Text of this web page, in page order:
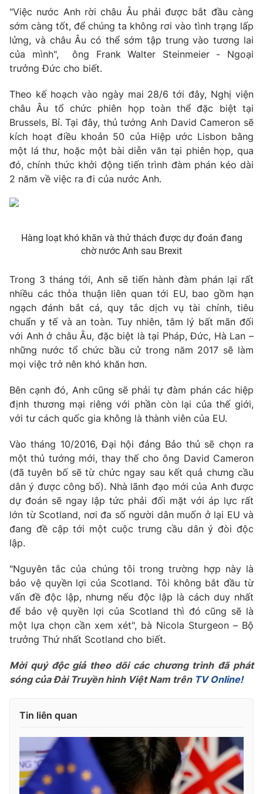
Phim VTV
Hậu trường
Nhân vật
Khán giả
Giải sao mai
Giải trí
Điện ảnh
Âm nhạc
Sao
Đời sống
Du lịch
Làm đẹp
Chất lượng cuộc sống
Tuyển sinh
Học trực tuyến
Công nghệ
Hitech Công nghệ tương lai
Sản phẩm
Giao lưu trực tuyến
Lịch phát sóng
Podcast
Photo Infographic
Video Shorts video
VTV Money VTV Thể thao
VTV Sức khoẻ Bất động sản
Thị trường 24h Tấm lòng Việt
VTV4 Vươn mình bằng AI
VTV9 VTV8
Liên hệ tòa soạn English
THỜI BÁO VTV
Theo dõi báo trên
Cơ quan chủ quản:Đài Truyền hình Việt Nam
Giấy phép hoạt động báo in và báo điện tử số 483/GP-BTTTT
cấp ngày 29/12/2023
Tổng Biên tập:Vũ Thanh Thủy
Phó Tổng Biên tập:
Nguyễn Thị Mỹ Hạnh, Phạm Quốc Thắng,
Nguyễn Trọng Ninh
Tổng đài VTV: 024.38 355 931 - 024.38 355 932
"Việc nước Anh rời châu Âu phải được bắt đầu càng
sớm càng tốt, để chúng ta không rơi vào tình trạng lấp
lửng, và châu Âu có thể sớm tập trung vào tương lai
của mình", ​ ông Frank Walter Steinmeier - Ngoại
trưởng Đức cho biết.
Theo kế hoạch vào ngày mai 28/6 tới đây, Nghị viện
châu Âu tổ chức phiên họp toàn thể đặc biệt tại
Brussels, Bỉ. Tại đây, thủ tướng Anh David Cameron sẽ
kích hoạt điều khoản 50 của Hiệp ước Lisbon bằng
một lá thư, hoặc một bài diễn văn tại phiên họp, qua
đó, chính thức khởi động tiến trình đàm phán kéo dài
2 năm về việc ra đi của nước Anh.
Hàng loạt khó khăn và thử thách được dự đoán đang
chờ nước Anh sau Brexit
Trong 3 tháng tới, Anh sẽ tiến hành đàm phán lại rất
nhiều các thỏa thuận liên quan tới EU, bao gồm hạn
ngạch đánh bắt cá, quy tắc dịch vụ tài chính, tiêu
chuẩn y tế và an toàn. Tuy nhiên, tâm lý bất mãn đối
với Anh ở châu Âu, đặc biệt là tại Pháp, Đức, Hà Lan –
những nước tổ chức bầu cử trong năm 2017 sẽ làm
mọi việc trở nên khó khăn hơn.
Bên cạnh đó, Anh cũng sẽ phải tự đàm phán các hiệp
định thương mại riêng với phần còn lại của thế giới,
với tư cách quốc gia không là thành viên của EU.
Vào tháng 10/2016, Đại hội đảng Bảo thủ sẽ chọn ra
một thủ tướng mới, thay thế cho ông David Cameron
(đã tuyên bố sẽ từ chức ngay sau kết quả chưng cầu
dân ý được công bố). Nhà lãnh đạo mới của Anh được
dự đoán sẽ ngay lập tức phải đối mặt với áp lực rất
lớn từ Scotland, nơi đa số người dân muốn ở lại EU và
đang đề cập tới một cuộc trưng cầu dân ý đòi độc
lập.
"Nguyên tắc của chúng tôi trong trường hợp này là
bảo vệ quyền lợi của Scotland. Tôi không bắt đầu từ
vấn đề độc lập, nhưng nếu độc lập là cách duy nhất
để bảo vệ quyền lợi của Scotland thì đó cũng sẽ là
một lựa chọn cần xem xét", bà Nicola Sturgeon – Bộ
trưởng Thứ nhất Scotland cho biết.
Mời quý độc giả theo dõi các chương trình đã phát
sóng của Đài Truyền hình Việt Nam trên TV Online!
Tin liên quan